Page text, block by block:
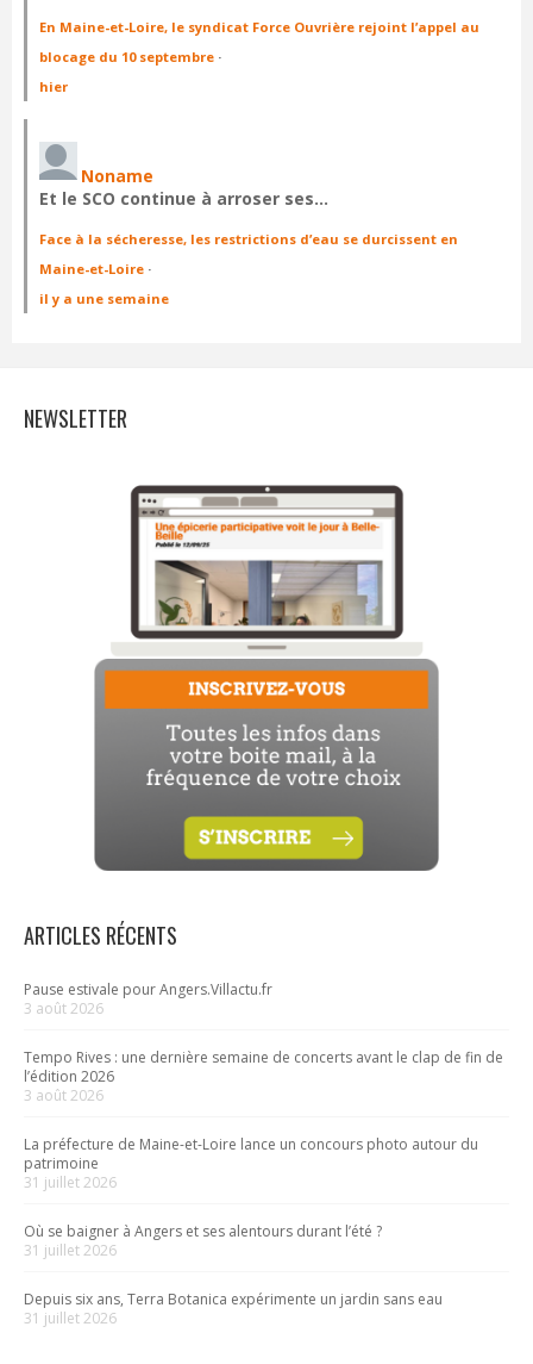
En Maine-et-Loire, le syndicat Force Ouvrière rejoint l’appel au
blocage du 10 septembre ·
hier
Noname
Et le SCO continue à arroser ses…
Face à la sécheresse, les restrictions d’eau se durcissent en
Maine-et-Loire ·
il y a une semaine
NEWSLETTER
ARTICLES RÉCENTS
Pause estivale pour Angers.Villactu.fr
3 août 2026
Tempo Rives : une dernière semaine de concerts avant le clap de fin de
l’édition 2026
3 août 2026
La préfecture de Maine-et-Loire lance un concours photo autour du
patrimoine
31 juillet 2026
Où se baigner à Angers et ses alentours durant l’été ?
31 juillet 2026
Depuis six ans, Terra Botanica expérimente un jardin sans eau
31 juillet 2026